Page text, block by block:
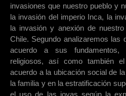
invasiones que nuestro pueblo y
la invasión del imperio Inca, la
la invasión y anexión de
Chile. Segundo analizaremos las
acuerdo a sus fundamentos,
religiosos, así como también
acuerdo a la ubicación social de
la familia y en la estratificación
el uso de las joyas según la